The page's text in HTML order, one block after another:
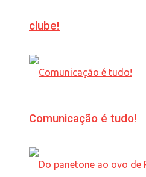
clube!
Comunicação é tudo!